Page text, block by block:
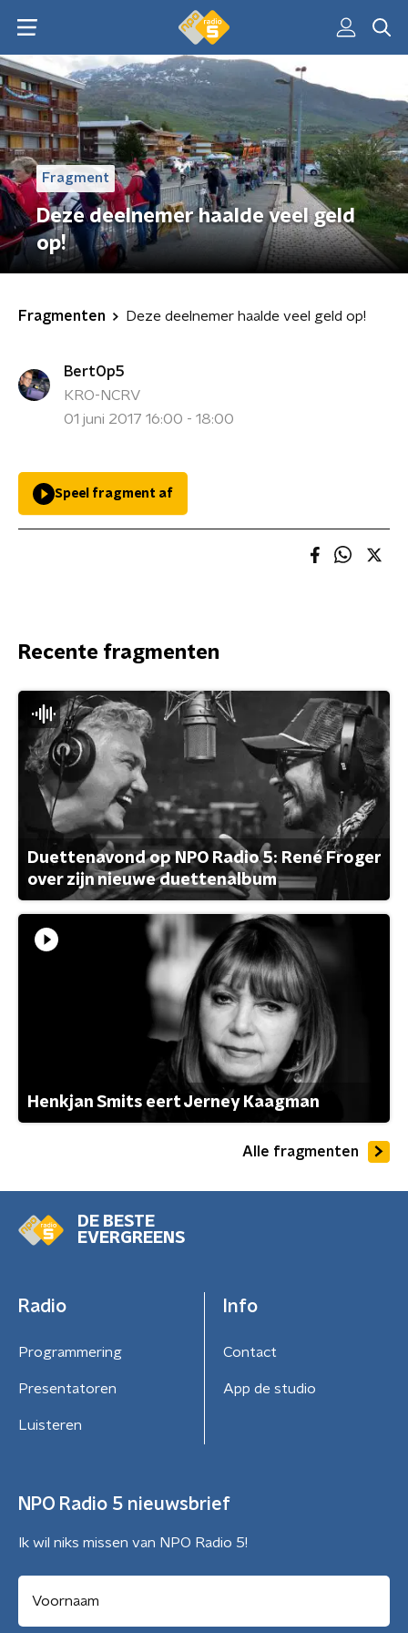
Fragment
Deze deelnemer haalde veel geld
op!
Fragmenten Deze deelnemer haalde veel geld op!
BertOp5
KRO-NCRV
01 juni 2017 16:00 - 18:00
Speel fragment af
Recente fragmenten
Duettenavond op NPO Radio 5: René Froger
over zijn nieuwe duettenalbum
Henkjan Smits eert Jerney Kaagman
Alle fragmenten
DE BESTE
EVERGREENS
Radio
Programmering
Presentatoren
Luisteren
Info
Contact
App de studio
NPO Radio 5 nieuwsbrief
Ik wil niks missen van NPO Radio 5!